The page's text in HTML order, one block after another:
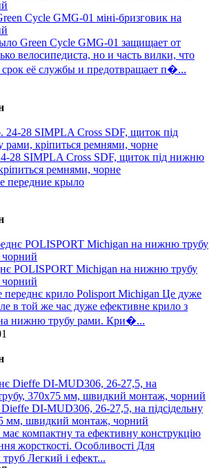
Cycle GMG-01 міні-бризговик на
Green Cycle GMG-01 защищает от
велосипедиста, но и часть вилки, что
срок её службы и предотвращает п�...
28 SIMPLA Cross SDF, щиток під нижню
ремнями, чорне
передние крыло
POLISPORT Michigan на нижню трубу
переднє крило Polisport Michigan Це дуже
в той же час дуже ефективне крило з
нижню трубу рами. Кри�...
DI-MUD306, 26-27,5, на підсідельну
мм, швидкий монтаж, чорний
компактну та ефективну конструкцію
жорсткості. Особливості Для
труб Легкий і ефект...